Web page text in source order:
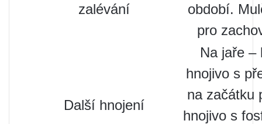
zalévání
období.
pro
Další hnojení
Na jaře –
hnojivo s
na začátku
hnojivo s